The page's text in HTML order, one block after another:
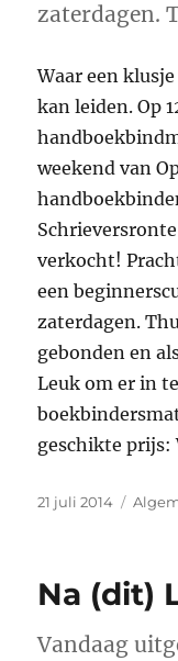
zaterdagen.
Waar een
kan leiden. Op
weekend van
verkocht!
een
zaterdagen.
gebonden en
Leuk om er in
geschikte prijs:
Geplaatst
21 juli 2014
Na (dit)
Vandaag